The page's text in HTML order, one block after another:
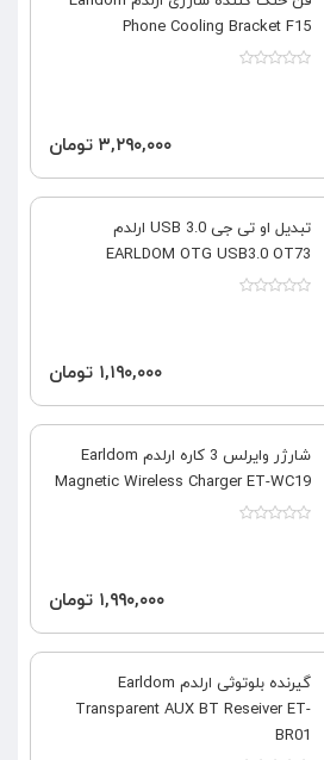
Phone Cooling Bracket F15
۳,۲۹۰,۰۰۰ تومان
تبدیل او تی جی USB 3.0 ارلدم
EARLDOM OTG USB3.0 OT73
۱,۱۹۰,۰۰۰ تومان
شارژر وایرلس 3 کاره ارلدم Earldom
Magnetic Wireless Charger ET-WC19
۱,۹۹۰,۰۰۰ تومان
گیرنده بلوتوثی ارلدم Earldom
Transparent AUX BT Reseiver ET-
BR01